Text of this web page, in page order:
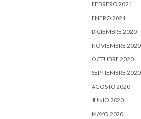
FEBRERO 2021
ENERO 2021
DICIEMBRE 2020
NOVIEMBRE 2020
OCTUBRE 2020
SEPTIEMBRE 2020
AGOSTO 2020
JUNIO 2020
MAYO 2020